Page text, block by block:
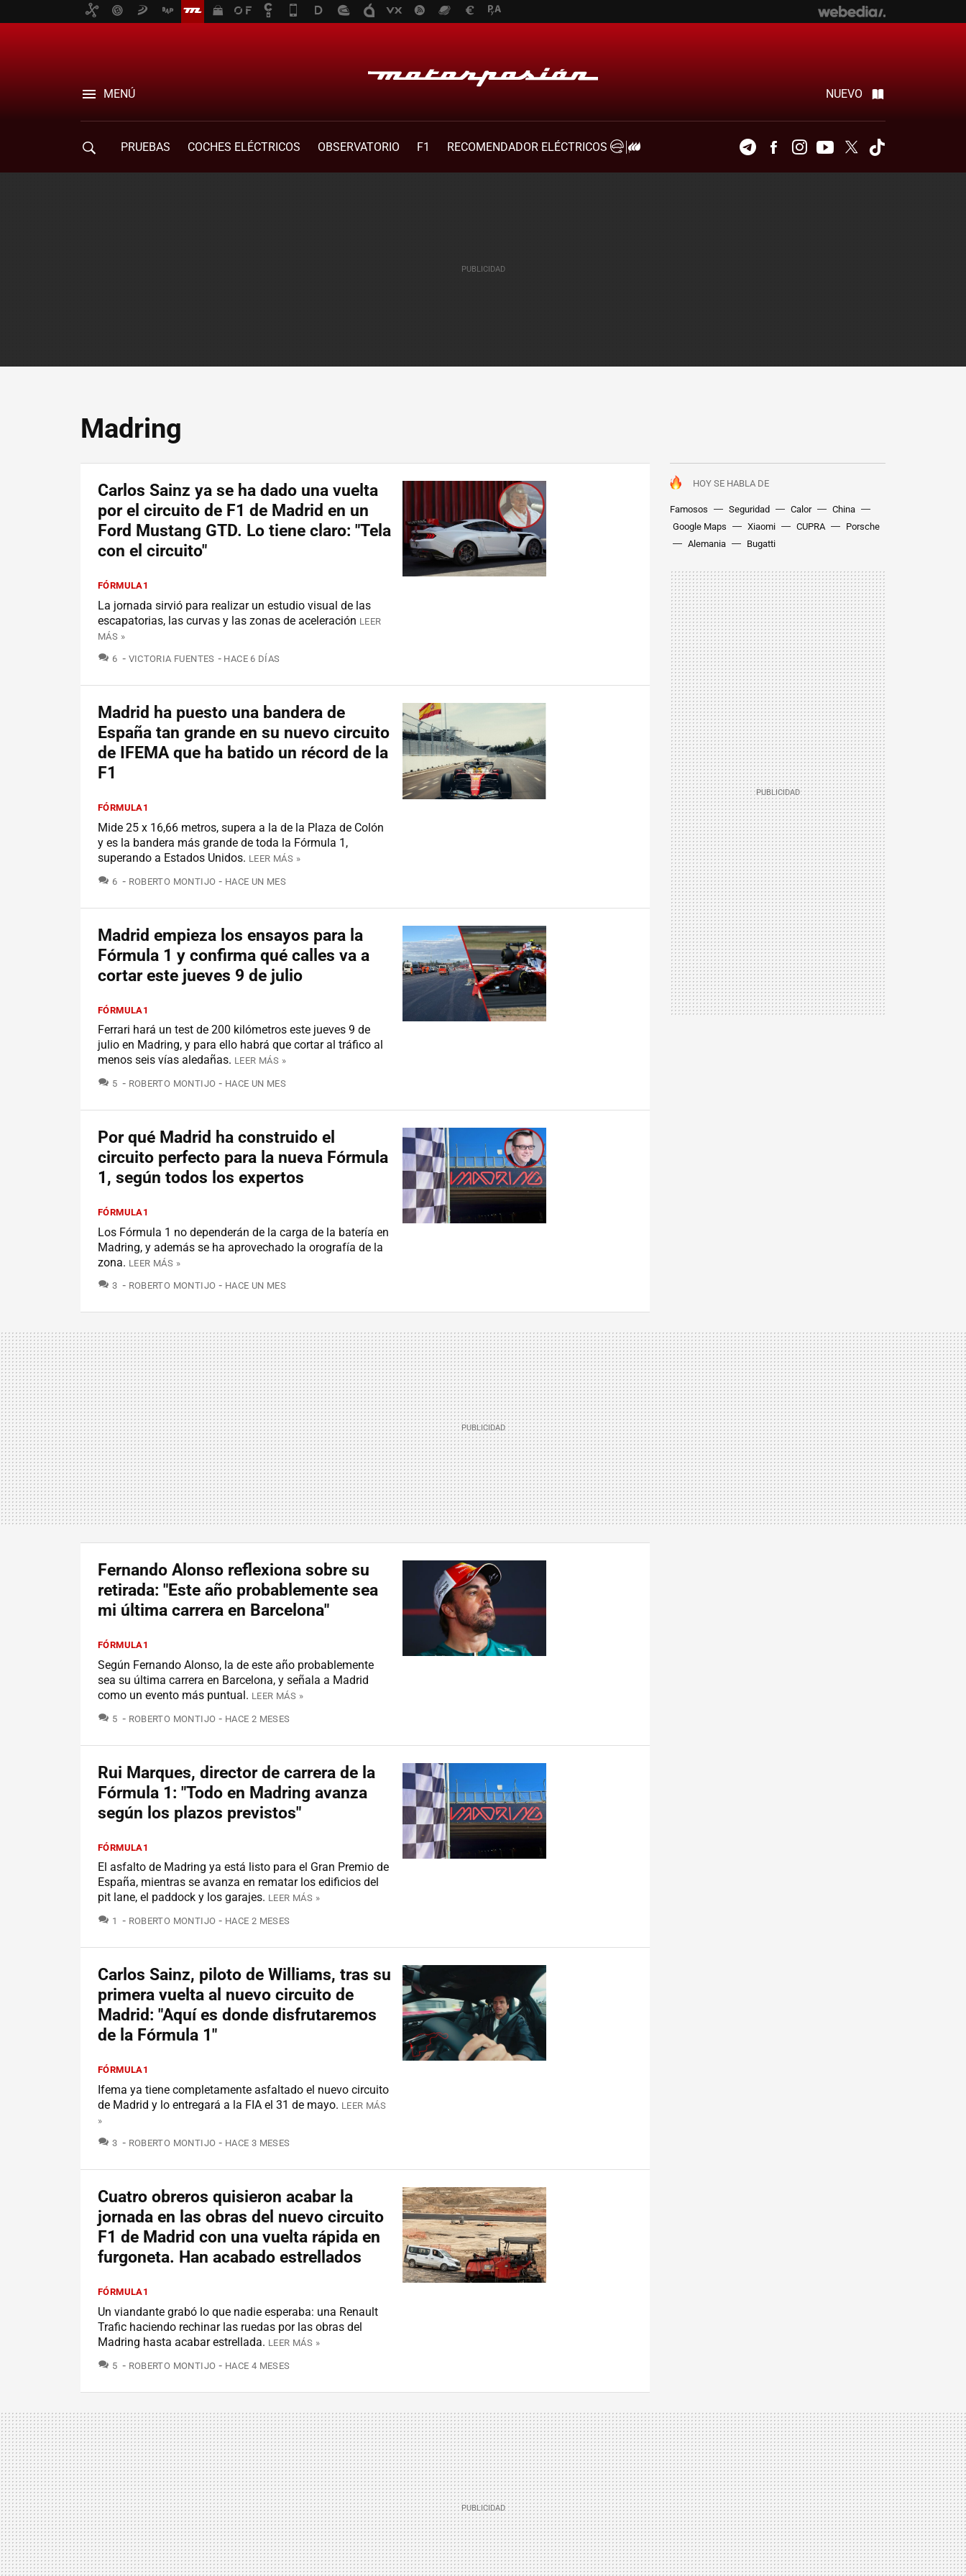
MENÚ NUEVO
PRUEBAS COCHES ELÉCTRICOS OBSERVATORIO F1
RECOMENDADOR ELÉCTRICOS
TelegramFacebookInstagramYoutubeTwitter
Madring
HOY SE HABLA DE
Famosos Seguridad Calor
China
Google Maps
Xiaomi CUPRA
Porsche
Alemania
Bugatti
Carlos Sainz ya se ha dado una vuelta
por el circuito de F1 de Madrid en un
Ford Mustang GTD. Lo tiene claro: "Tela
con el circuito"
FÓRMULA1
La jornada sirvió para realizar un estudio visual de las
escapatorias, las curvas y las zonas de aceleración LEER
MÁS »
6 COMENTARIOS
VICTORIA FUENTES HACE 6 DÍAS
Madrid ha puesto una bandera de
España tan grande en su nuevo circuito
de IFEMA que ha batido un récord de la
F1
FÓRMULA1
Mide 25 x 16,66 metros, supera a la de la Plaza de Colón
y es la bandera más grande de toda la Fórmula 1,
superando a Estados Unidos. LEER MÁS »
6 COMENTARIOS
ROBERTO MONTIJO HACE UN MES
Madrid empieza los ensayos para la
Fórmula 1 y confirma qué calles va a
cortar este jueves 9 de julio
FÓRMULA1
Ferrari hará un test de 200 kilómetros este jueves 9 de
julio en Madring, y para ello habrá que cortar al tráfico al
menos seis vías aledañas. LEER MÁS »
5 COMENTARIOS
ROBERTO MONTIJO HACE UN MES
Por qué Madrid ha construido el
circuito perfecto para la nueva Fórmula
1, según todos los expertos
FÓRMULA1
Los Fórmula 1 no dependerán de la carga de la batería en
Madring, y además se ha aprovechado la orografía de la
zona. LEER MÁS »
3 COMENTARIOS
ROBERTO MONTIJO HACE UN MES
Fernando Alonso reflexiona sobre su
retirada: "Este año probablemente sea
mi última carrera en Barcelona"
FÓRMULA1
Según Fernando Alonso, la de este año probablemente
sea su última carrera en Barcelona, y señala a Madrid
como un evento más puntual. LEER MÁS »
5 COMENTARIOS
ROBERTO MONTIJO HACE 2 MESES
Rui Marques, director de carrera de la
Fórmula 1: "Todo en Madring avanza
según los plazos previstos"
FÓRMULA1
El asfalto de Madring ya está listo para el Gran Premio de
España, mientras se avanza en rematar los edificios del
pit lane, el paddock y los garajes. LEER MÁS »
1 COMENTARIOS
ROBERTO MONTIJO HACE 2 MESES
Carlos Sainz, piloto de Williams, tras su
primera vuelta al nuevo circuito de
Madrid: "Aquí es donde disfrutaremos
de la Fórmula 1"
FÓRMULA1
Ifema ya tiene completamente asfaltado el nuevo circuito
de Madrid y lo entregará a la FIA el 31 de mayo. LEER MÁS
»
3 COMENTARIOS
ROBERTO MONTIJO HACE 3 MESES
Cuatro obreros quisieron acabar la
jornada en las obras del nuevo circuito
F1 de Madrid con una vuelta rápida en
furgoneta. Han acabado estrellados
FÓRMULA1
Un viandante grabó lo que nadie esperaba: una Renault
Trafic haciendo rechinar las ruedas por las obras del
Madring hasta acabar estrellada. LEER MÁS »
5 COMENTARIOS
ROBERTO MONTIJO HACE 4 MESES